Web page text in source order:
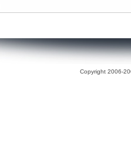
Copyright 2006-